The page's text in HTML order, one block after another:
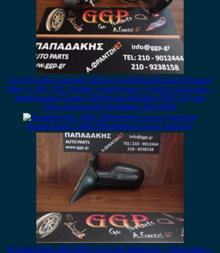
Ζώνη Εμπρός Αριστερή / Δεξιά με Αισθητήρα Κρούσης Peugeot
206 (+) / 407 / 307 / Scenic / Grand Scenic / Citroen C4 (picasso –
grand picasso) Cactus / Aircross και (Κωδικός: B507743) και
Πίσω Αριστερή/Δεξια Megane 2002-2008
Renault Scenic 2006-2009 Φανάρι Εμπρός Αριστερό
Renault Scenic 2003-2009 Αριστερός Καθρέπτης – Ηλεκτρικός –